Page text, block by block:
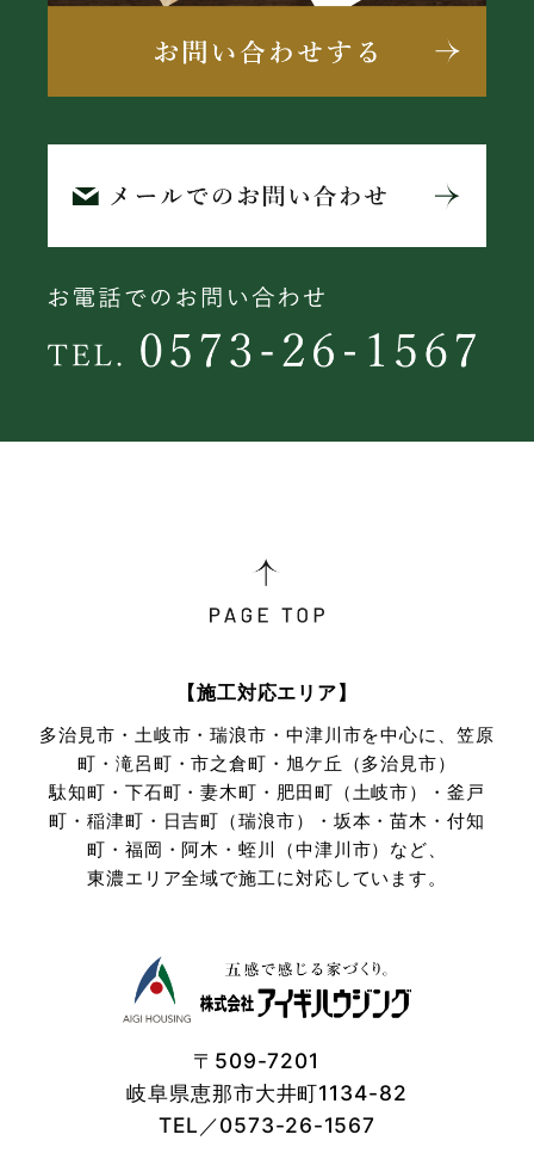
【施工対応エリア】
多治見市・土岐市・瑞浪市・中津川市を中心に、笠原
町・滝呂町・市之倉町・旭ケ丘（多治見市）
駄知町・下石町・妻木町・肥田町（土岐市）・釜戸
町・稲津町・日吉町（瑞浪市）・坂本・苗木・付知
町・ 福岡・阿木・蛭川（中津川市）など、
東濃エリア全域で施工に対応しています。
〒509-7201
岐阜県恵那市大井町1134-82
TEL／0573-26-1567